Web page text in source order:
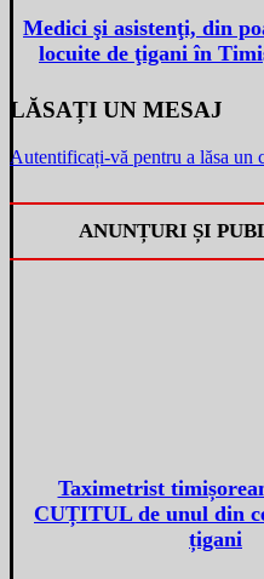
Medici şi asistenţi, din
locuite de ţigani în
LĂSAȚI UN MESAJ
Autentificați-vă pentru a lăsa un
ANUNȚURI ȘI
Taximetrist
CUȚITUL de unul din
țigani